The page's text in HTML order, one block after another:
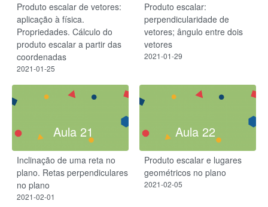
Produto escalar de vetores:
aplicação à física.
Propriedades. Cálculo do
produto escalar a partir das
coordenadas
2021-01-25
Produto escalar:
perpendicularidade de
vetores; ângulo entre dois
vetores
2021-01-29
Aula 21
Inclinação de uma reta no
plano. Retas perpendiculares
no plano
2021-02-01
Aula 22
Produto escalar e lugares
geométricos no plano
2021-02-05